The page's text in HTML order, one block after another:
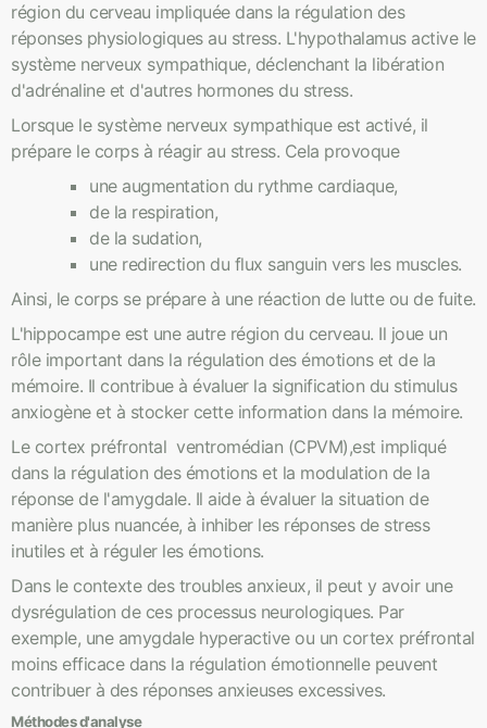
région du cerveau impliquée dans la régulation des
réponses physiologiques au stress. L'hypothalamus active le
système nerveux sympathique, déclenchant la libération
d'adrénaline et d'autres hormones du stress.
Lorsque le système nerveux sympathique est activé, il
prépare le corps à réagir au stress. Cela provoque
une augmentation du rythme cardiaque,
de la respiration,
de la sudation,
une redirection du flux sanguin vers les muscles.
Ainsi, le corps se prépare à une réaction de lutte ou de fuite.
L'hippocampe est une autre région du cerveau. Il joue un
rôle important dans la régulation des émotions et de la
mémoire. Il contribue à évaluer la signification du stimulus
anxiogène et à stocker cette information dans la mémoire.
Le cortex préfrontal ventromédian (CPVM),est impliqué
dans la régulation des émotions et la modulation de la
réponse de l'amygdale. Il aide à évaluer la situation de
manière plus nuancée, à inhiber les réponses de stress
inutiles et à réguler les émotions.
Dans le contexte des troubles anxieux, il peut y avoir une
dysrégulation de ces processus neurologiques. Par
exemple, une amygdale hyperactive ou un cortex préfrontal
moins efficace dans la régulation émotionnelle peuvent
contribuer à des réponses anxieuses excessives.
Méthodes d'analyse